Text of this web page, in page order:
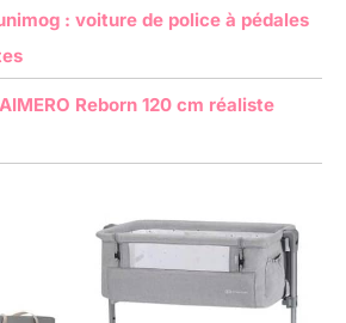
: voiture de police à pédales
Reborn 120 cm réaliste